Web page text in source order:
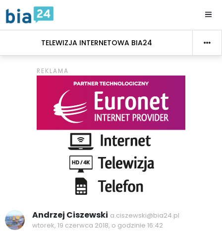
TELEWIZJA INTERNETOWA BIA24
Andrzej Ciszewski a.ciszewski@bia24.pl
wtorek, 19 czerwca 2018, o godzinie 16:42